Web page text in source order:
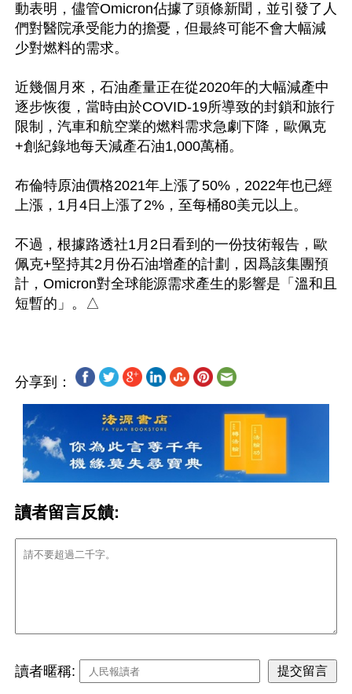
動表明，儘管Omicron佔據了頭條新聞，並引發了人
們對醫院承受能力的擔憂，但最終可能不會大幅減
少對燃料的需求。
近幾個月來，石油產量正在從2020年的大幅減產中
逐步恢復，當時由於COVID-19所導致的封鎖和旅行
限制，汽車和航空業的燃料需求急劇下降，歐佩克
+創紀錄地每天減產石油1,000萬桶。
布倫特原油價格2021年上漲了50%，2022年也已經
上漲，1月4日上漲了2%，至每桶80美元以上。
不過，根據路透社1月2日看到的一份技術報告，歐
佩克+堅持其2月份石油增產的計劃，因爲該集團預
計，Omicron對全球能源需求產生的影響是「溫和且
分享到：
讀者留言反饋:
讀者暱稱: